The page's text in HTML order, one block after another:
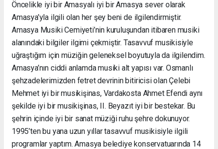
Öncelikle iyi bir Amasyalı iyi bir Amasya sever olarak
Amasya’yla ilgili olan her şey beni de ilgilendirmiştir.
Amasya Musiki Cemiyeti’nin kuruluşundan itibaren musiki
alanındaki bilgiler ilgimi çekmiştir. Tasavvuf musikisiyle
uğraştığım için müziğin geleneksel boyutuyla da ilgilendim.
Amasya’nın ciddi anlamda musiki alt yapısı var. Osmanlı
şehzadelerimizden fetret devrinin bitiricisi olan Çelebi
Mehmet iyi bir musikişinas, Vardakosta Ahmet Efendi aynı
şekilde iyi bir musikişinas, II. Beyazıt iyi bir bestekar. Bu
şehrin içinde iyi bir sanat müziği ruhu şehre dokunuyor.
1995’ten bu yana uzun yıllar tasavvuf musikisiyle ilgili
programlar yaptım. Amasya belediye konservatuarında 14